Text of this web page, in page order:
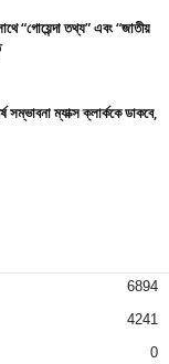
“গোয়েন্দা তথ্য” এবং “জাতীয়
সম্ভাবনা ম্যাক্স ক্লার্ককে ডাকবে,
6894
4241
0